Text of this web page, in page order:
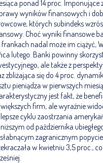
ponad 14 proc.
wyników finansowych i
których subindeks
Choć wyniki finansowe
nadal może im ciążyć,
lutego. Banki powinny
ale także z
zbliżająca się do 4 proc.
pieniądza w pierwszych
jest fakt, że
firm, ale wyraźnie
cyklu zaostrzania
od października
zagranicznym
w kwietniu 3,5 proc.,